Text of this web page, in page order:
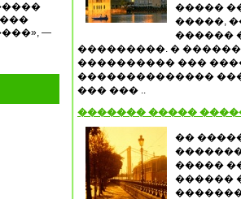
—
�����
�����,
������
���������. �
���������� ���
��������������
��� ��� ..
������� �����
��
�����
������